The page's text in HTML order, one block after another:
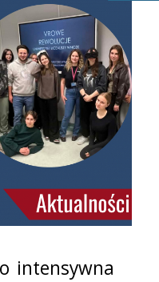
intensywna